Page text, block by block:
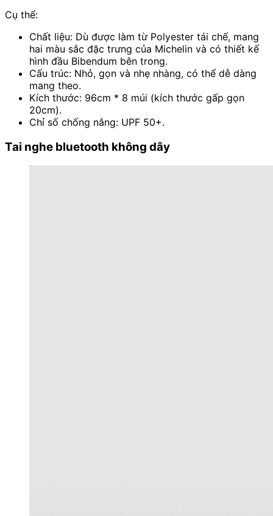
Cụ thể:
Chất liệu: Dù được làm từ Polyester tái chế, mang
hai màu sắc đặc trưng của Michelin và có thiết kế
hình đầu Bibendum bên trong.
Cấu trúc: Nhỏ, gọn và nhẹ nhàng, có thể dễ dàng
mang theo.
Kích thước: 96cm * 8 múi (kích thước gấp gọn
20cm).
Chỉ số chống nắng: UPF 50+.
Tai nghe bluetooth không dây